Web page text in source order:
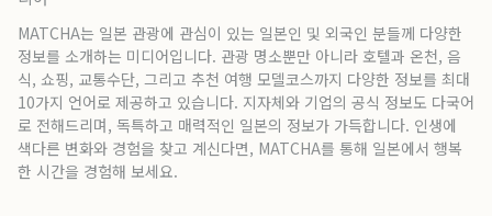
MATCHA는 일본 관광에 관심이 있는 일본인 및 외국인 분들께 다양한
정보를 소개하는 미디어입니다. 관광 명소뿐만 아니라 호텔과 온천, 음
식, 쇼핑, 교통수단, 그리고 추천 여행 모델코스까지 다양한 정보를 최대
10가지 언어로 제공하고 있습니다. 지자체와 기업의 공식 정보도 다국어
로 전해드리며, 독특하고 매력적인 일본의 정보가 가득합니다. 인생에
색다른 변화와 경험을 찾고 계신다면, MATCHA를 통해 일본에서 행복
한 시간을 경험해 보세요.